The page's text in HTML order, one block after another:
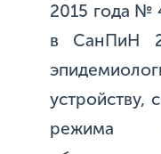
2015 года №
в СанПиН
устройству,
режима